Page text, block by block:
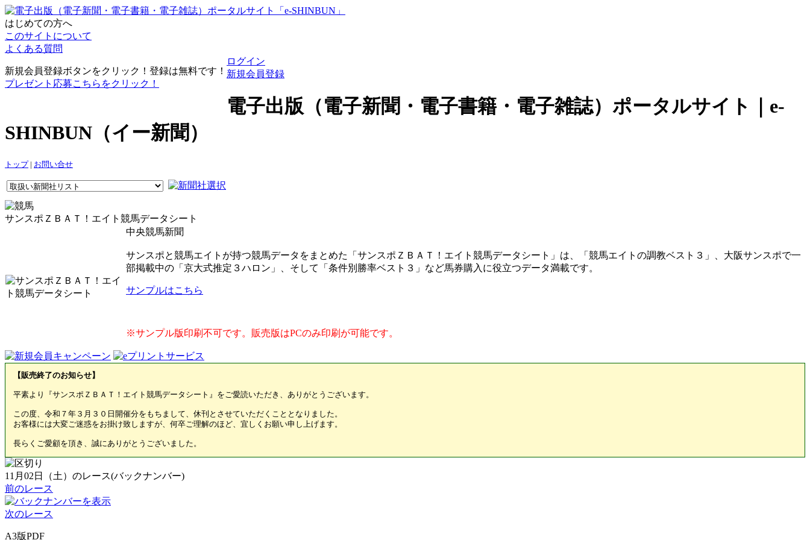
はじめての方へ
このサイトについて
よくある質問
新規会員登録ボタンをクリック！登録は無料です！
プレゼント応募こちらをクリック！
ログイン
新規会員登録
電子出版（電子新聞・電子書籍・電子雑誌）ポータルサイト｜e-
SHINBUN（イー新聞）
トップ| お問い合せ
サンスポＺＢＡＴ！エイト競馬データシート
中央競馬新聞
サンスポと競馬エイトが持つ競馬データをまとめた「サンスポＺＢＡＴ！エイト競馬データシート」は、「競馬エイトの調教ベスト３」、大阪サンスポで一
部掲載中の「京大式推定３ハロン」、そして「条件別勝率ベスト３」など馬券購入に役立つデータ満載です。
サンプルはこちら
※サンプル版印刷不可です。販売版はPCのみ印刷が可能です。
【販売終了のお知らせ】
平素より『サンスポＺＢＡＴ！エイト競馬データシート』をご愛読いただき、ありがとうございます。
この度、令和７年３月３０日開催分をもちまして、休刊とさせていただくこととなりました。
お客様には大変ご迷惑をお掛け致しますが、何卒ご理解のほど、宜しくお願い申し上げます。
長らくご愛顧を頂き、誠にありがとうございました。
11月02日（土）のレース(バックナンバー)
前のレース
次のレース
A3版PDF